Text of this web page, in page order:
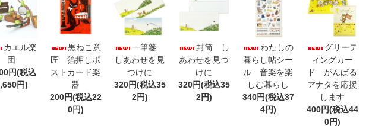
カエル楽
団
円(税込
円)
黒ねこ意
匠 箔押しポ
ストカード楽
器
200円(税込22
0円)
一筆箋
しあわせを見
つけに
320円(税込35
2円)
封筒 し
あわせを見つ
けに
320円(税込35
2円)
わたしの
暮らし帖シー
ル 音楽を楽
しむ暮らし
340円(税込37
4円)
グリーテ
ィングカー
ド がんばる
アナタを応援
します
400円(税込44
0円)